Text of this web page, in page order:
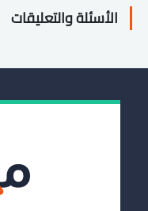
الأسئلة والتعليقات